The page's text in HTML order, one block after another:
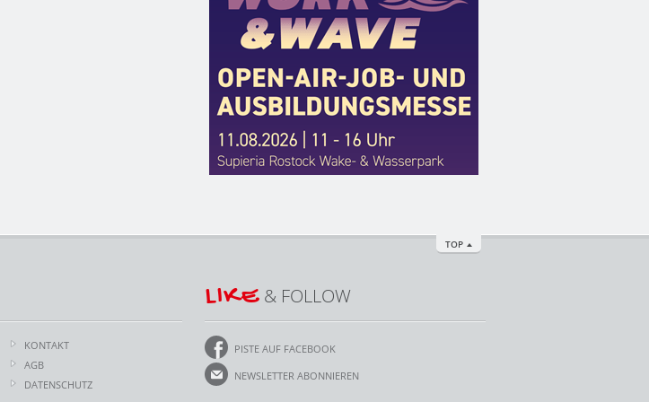
TOP
KONTAKT
AGB
DATENSCHUTZ
LIKE& FOLLOW
PISTE AUF FACEBOOK
NEWSLETTER ABONNIEREN